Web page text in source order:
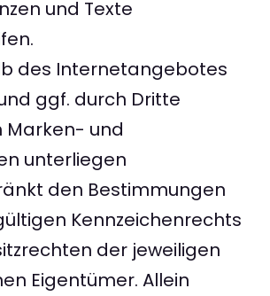
und Texte
des Internetangebotes
ggf. durch Dritte
Marken- und
unterliegen
den Bestimmungen
Kennzeichenrechts
der jeweiligen
Eigentümer. Allein